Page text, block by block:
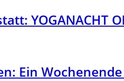
YOGANACHT
Ein